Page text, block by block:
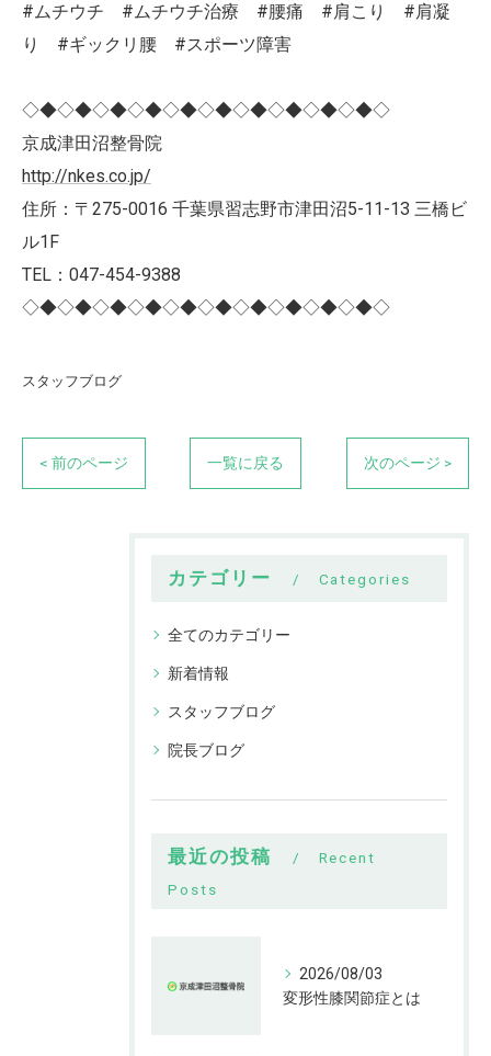
#ムチウチ #ムチウチ治療 #腰痛 #肩こり #肩凝
り #ギックリ腰 #スポーツ障害
◇◆◇◆◇◆◇◆◇◆◇◆◇◆◇◆◇◆◇◆◇
京成津田沼整骨院
http://nkes.co.jp/
住所：〒275-0016 千葉県習志野市津田沼5-11-13 三橋ビ
ル1F
TEL：047-454-9388
◇◆◇◆◇◆◇◆◇◆◇◆◇◆◇◆◇◆◇◆◇
スタッフブログ
< 前のページ 一覧に戻る 次のページ >
カテゴリー Categories
全てのカテゴリー
新着情報
スタッフブログ
院長ブログ
最近の投稿
Recent
Posts
2026/08/03
変形性膝関節症とは